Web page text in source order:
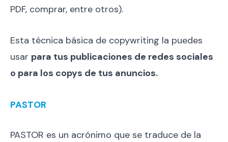
PDF, comprar, entre otros).
Esta técnica básica de copywriting la puedes
usar para tus publicaciones de redes sociales
o para los copys de tus anuncios.
PASTOR
PASTOR es un acrónimo que se traduce de la